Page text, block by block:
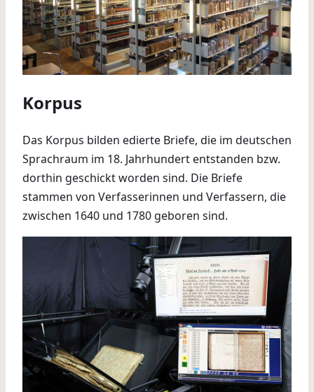
Korpus
Das Korpus bilden edierte Briefe, die im deutschen
Sprachraum im 18. Jahrhundert entstanden bzw.
dorthin geschickt worden sind. Die Briefe
stammen von Verfasserinnen und Verfassern, die
zwischen 1640 und 1780 geboren sind.